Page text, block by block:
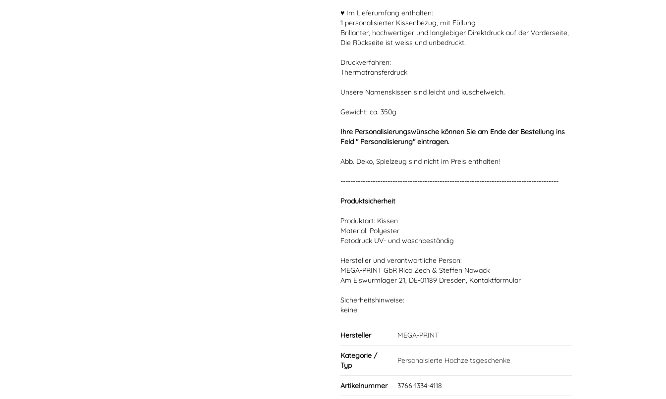
♥ Im Lieferumfang enthalten:
1 personalisierter Kissenbezug, mit Füllung
Brillanter, hochwertiger und langlebiger Direktdruck auf der Vorderseite,
Die Rückseite ist weiss und unbedruckt.
Druckverfahren:
Thermotransferdruck
Unsere Namenskissen sind leicht und kuschelweich.
Gewicht: ca. 350g
Ihre Personalisierungswünsche können Sie am Ende der Bestellung ins
Feld " Personalisierung" eintragen.
Abb. Deko, Spielzeug sind nicht im Preis enthalten!
----------------------------------------------------------------------------------------
Produktsicherheit
Produktart: Kissen
Material: Polyester
Fotodruck UV- und waschbeständig
Hersteller und verantwortliche Person:
MEGA-PRINT GbR Rico Zech & Steffen Nowack
Am Eiswurmlager 21, DE-01189 Dresden, Kontaktformular
Sicherheitshinweise:
keine
Hersteller MEGA-PRINT
Kategorie /
Typ
Personalsierte Hochzeitsgeschenke
Artikelnummer 3766-1334-4118